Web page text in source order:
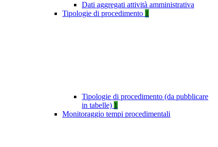
Dati aggregati attività amministrativa
Tipologie di procedimento 1
Tipologie di procedimento (da pubblicare
in tabelle) 1
Monitoraggio tempi procedimentali